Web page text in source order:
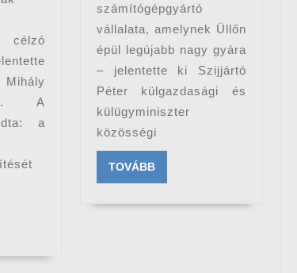
célzó
A
a
számítógépgyártó
vállalata, amelynek Üllőn
épül legújabb nagy gyára
– jelentette ki Szijjártó
Péter külgazdasági és
külügyminiszter
közösségi
TOVÁBBTOVÁBB